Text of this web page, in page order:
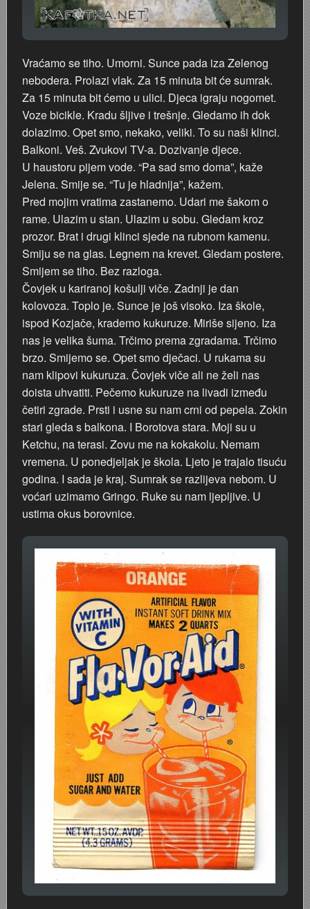
Vraćamo se tiho. Umorni. Sunce pada iza Zelenog
nebodera. Prolazi vlak. Za 15 minuta bit će sumrak.
Za 15 minuta bit ćemo u ulici. Djeca igraju nogomet.
Voze bicikle. Kradu šljive i trešnje. Gledamo ih dok
dolazimo. Opet smo, nekako, veliki. To su naši klinci.
Balkoni. Veš. Zvukovi TV-a. Dozivanje djece.
U haustoru pijem vode. “Pa sad smo doma”, kaže
Jelena. Smije se. “Tu je hladnija”, kažem.
Pred mojim vratima zastanemo. Udari me šakom o
rame. Ulazim u stan. Ulazim u sobu. Gledam kroz
prozor. Brat i drugi klinci sjede na rubnom kamenu.
Smiju se na glas. Legnem na krevet. Gledam postere.
Smijem se tiho. Bez razloga.
Čovjek u kariranoj košulji viče. Zadnji je dan
kolovoza. Toplo je. Sunce je još visoko. Iza škole,
ispod Kozjače, krademo kukuruze. Miriše sijeno. Iza
nas je velika šuma. Trčimo prema zgradama. Trčimo
brzo. Smijemo se. Opet smo dječaci. U rukama su
nam klipovi kukuruza. Čovjek viče ali ne želi nas
doista uhvatiti. Pečemo kukuruze na livadi između
četiri zgrade. Prsti i usne su nam crni od pepela. Zokin
stari gleda s balkona. I Borotova stara. Moji su u
Ketchu, na terasi. Zovu me na kokakolu. Nemam
vremena. U ponedjeljak je škola. Ljeto je trajalo tisuću
godina. I sada je kraj. Sumrak se razlijeva nebom. U
voćari uzimamo Gringo. Ruke su nam ljepljive. U
ustima okus borovnice.